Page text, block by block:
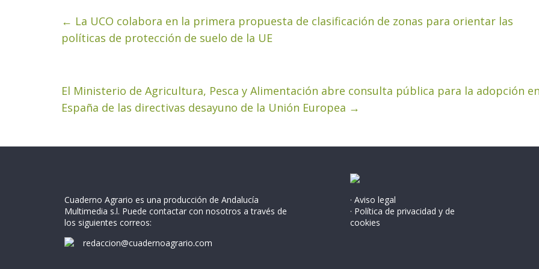
← La UCO colabora en la primera propuesta de clasificación de zonas para orientar las
políticas de protección de suelo de la UE
El Ministerio de Agricultura, Pesca y Alimentación abre consulta pública para la adopción
España de las directivas desayuno de la Unión Europea →
Cuaderno Agrario es una producción de Andalucía
Multimedia s.l. Puede contactar con nosotros a través de
los siguientes correos:
redaccion@cuadernoagrario.com
· Aviso legal
· Política de privacidad y de
cookies